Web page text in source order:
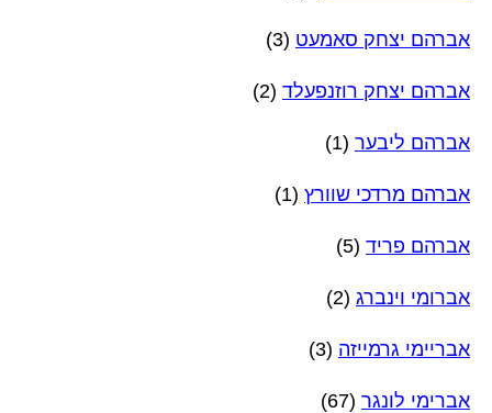
אברהם יצחק סאמעט (3)
אברהם יצחק רוזנפעלד (2)
אברהם ליבער (1)
אברהם מרדכי שוורץ (1)
אברהם פריד (5)
אברומי וינברג (2)
אבריימי גרמייזה (3)
אברימי לונגר (67)